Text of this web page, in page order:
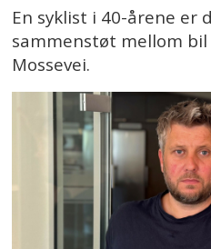
En syklist i 40-årene er
sammenstøt mellom bil
Mossevei.